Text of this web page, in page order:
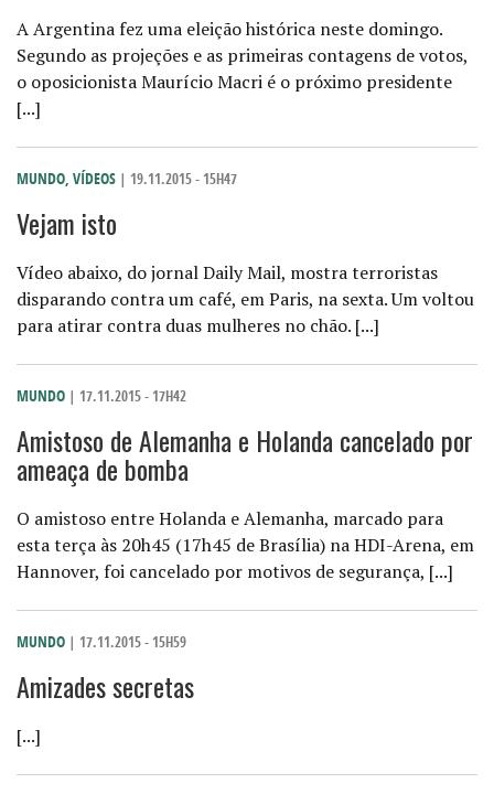
A Argentina fez uma eleição histórica neste domingo.
Segundo as projeções e as primeiras contagens de votos,
o oposicionista Maurício Macri é o próximo presidente
[...]
MUNDO, VÍDEOS | 19.11.2015 - 15H47
Vejam isto
Vídeo abaixo, do jornal Daily Mail, mostra terroristas
disparando contra um café, em Paris, na sexta. Um voltou
para atirar contra duas mulheres no chão. [...]
MUNDO | 17.11.2015 - 17H42
Amistoso de Alemanha e Holanda cancelado por
ameaça de bomba
O amistoso entre Holanda e Alemanha, marcado para
esta terça às 20h45 (17h45 de Brasília) na HDI-Arena, em
Hannover, foi cancelado por motivos de segurança, [...]
MUNDO | 17.11.2015 - 15H59
Amizades secretas
[...]